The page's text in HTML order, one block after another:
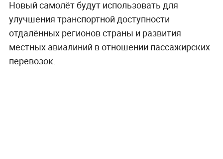
Новый самолёт будут использовать для
улучшения транспортной доступности
отдалённых регионов страны и развития
местных авиалиний в отношении пассажирских
перевозок.